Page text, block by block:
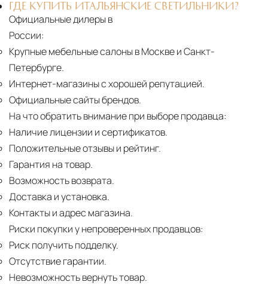
ГДЕ КУПИТЬ ИТАЛЬЯНСКИЕ СВЕТИЛЬНИКИ?
Официальные дилеры в
России:
Крупные мебельные салоны в Москве и Санкт-
Петербурге.
Интернет-магазины с хорошей репутацией.
Официальные сайты брендов.
На что обратить внимание при выборе продавца:
Наличие лицензии и сертификатов.
Положительные отзывы и рейтинг.
Гарантия на товар.
Возможность возврата.
Доставка и установка.
Контакты и адрес магазина.
Риски покупки у непроверенных продавцов:
Риск получить подделку.
Отсутствие гарантии.
Невозможность вернуть товар.